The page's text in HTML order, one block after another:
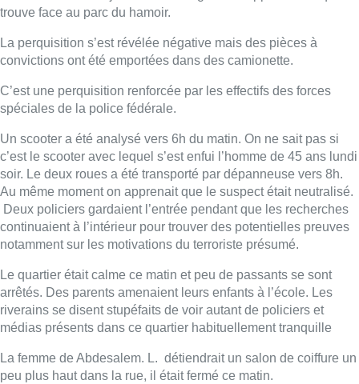
continuaient à l’intérieur pour trouver des potentielles preuves
Le quartier était calme ce matin et peu de passants se sont
riverains se disent stupéfaits de voir autant de policiers et
médias présents dans ce quartier habituellement tranquille
La femme de Abdesalem. L. détiendrait un salon de coiffure un
peu plus haut dans la rue, il était fermé ce matin.
La présence policière a été levée fin de matinée devant
l’immeuble de la rue Huart Hamoir.
Anaïs Corbin – Photo : BX1
Lire aussi :
Météo : Le mercure repasse sous
partagé